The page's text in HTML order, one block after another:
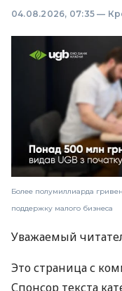
04.08.2026, 07:35 —
Более полумиллиарда
поддержку малого бизнеса
Уважаемый
Это страница с
Спонсор текста